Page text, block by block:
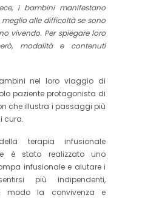
i bambini manifestano
alle difficoltà se sono
vivendo. Per spiegare loro
modalità e contenuti
nel loro viaggio di
paziente protagonista di
che illustra i passaggi più
cura.
terapia infusionale
è stato realizzato uno
infusionale e aiutare i
più indipendenti,
modo la convivenza e